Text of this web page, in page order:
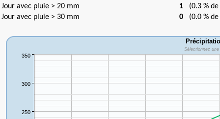
Jour avec pluie > 20 mm
1 (0.3 %
Jour avec pluie > 30 mm
0 (0.0 %